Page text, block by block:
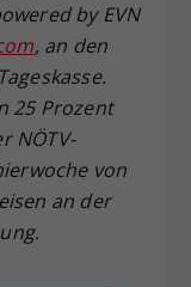
by EVN
, an den
25 Prozent
NÖTV-
von
an der